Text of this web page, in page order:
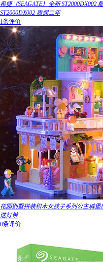
希捷（SEAGATE）全新 ST2000DX002
ST2000DX002 质保二年
1条评价
花园别墅拼装积木女孩子系列公主城
送灯带
0条评价